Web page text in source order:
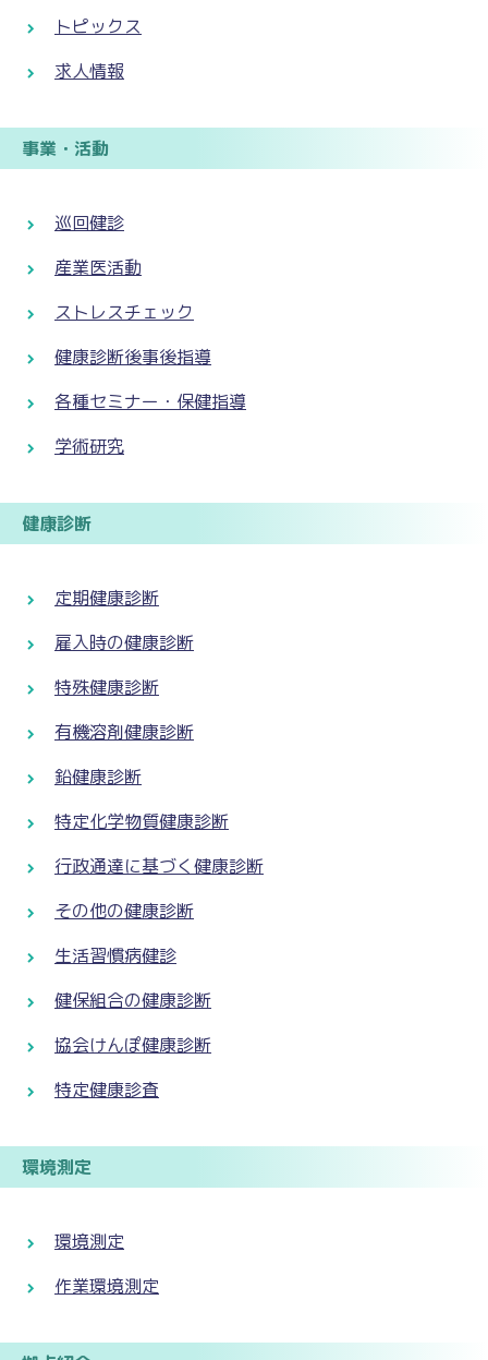
トピックス
求人情報
事業・活動
巡回健診
産業医活動
ストレスチェック
健康診断後事後指導
各種セミナー・保健指導
学術研究
健康診断
定期健康診断
雇入時の健康診断
特殊健康診断
有機溶剤健康診断
鉛健康診断
特定化学物質健康診断
行政通達に基づく健康診断
その他の健康診断
生活習慣病健診
健保組合の健康診断
協会けんぽ健康診断
特定健康診査
環境測定
環境測定
作業環境測定